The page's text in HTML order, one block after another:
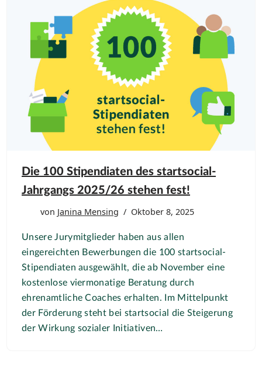
Die 100 Stipendiaten des startsocial-
Jahrgangs 2025/26 stehen fest!
von Janina Mensing Oktober 8, 2025
Unsere Jurymitglieder haben aus allen
eingereichten Bewerbungen die 100 startsocial-
Stipendiaten ausgewählt, die ab November eine
kostenlose viermonatige Beratung durch
ehrenamtliche Coaches erhalten. Im Mittelpunkt
der Förderung steht bei startsocial die Steigerung
der Wirkung sozialer Initiativen…